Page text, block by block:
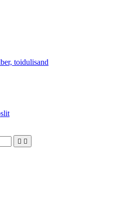
toidulisand
 